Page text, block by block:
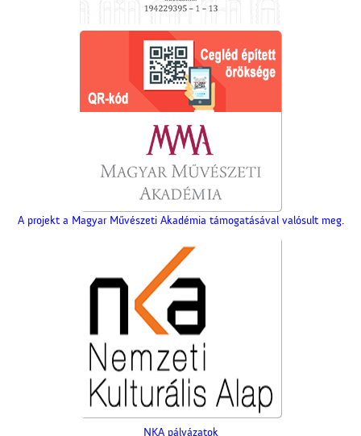
A projekt a Magyar Művészeti Akadémia támogatásával valósult meg.
NKA pályázatok